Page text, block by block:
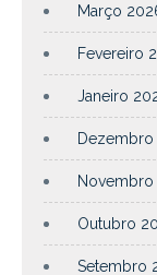
Março
Fevereiro
Janeiro
Dezembro
Novembro
Outubro
Setembro